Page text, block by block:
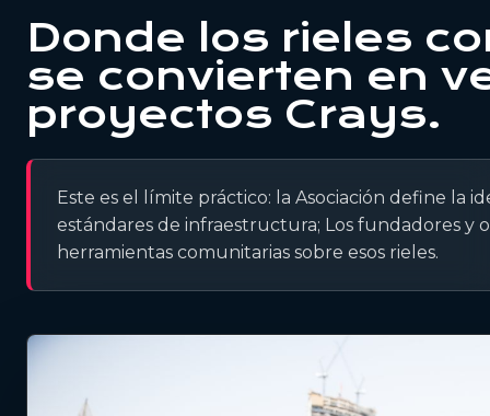
Donde los rieles
se convierten en
proyectos Crays.
Este es el límite práctico: la Asociación define la
estándares de infraestructura; Los fundadores
herramientas comunitarias sobre esos rieles.